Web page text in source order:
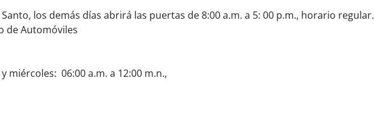
los demás días abrirá las puertas de 8:00 a.m. a 5: 00 p.m., horario regular.
de Automóviles
miércoles: 06:00 a.m. a 12:00 m.n.,